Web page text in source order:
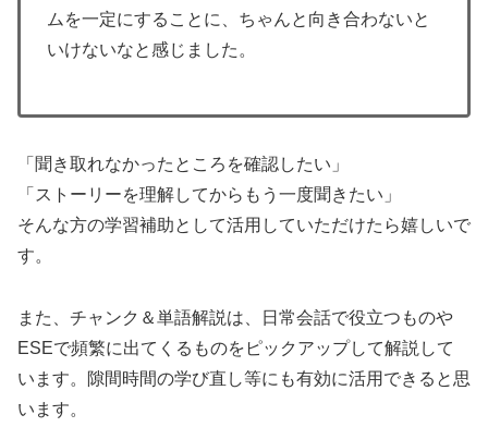
ムを一定にすることに、ちゃんと向き合わないと
いけないなと感じました。
「聞き取れなかったところを確認したい」
「ストーリーを理解してからもう一度聞きたい」
そんな方の学習補助として活用していただけたら嬉しいで
す。
また、チャンク＆単語解説は、日常会話で役立つものや
ESEで頻繁に出てくるものをピックアップして解説して
います。隙間時間の学び直し等にも有効に活用できると思
います。